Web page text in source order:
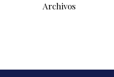
Archivos